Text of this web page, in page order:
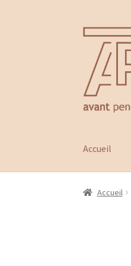
Aller
navigation
Aller
contenu
Accueil
Accueil